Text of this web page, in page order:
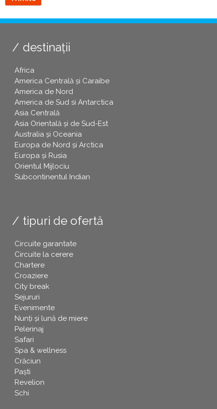
destinații
Africa
America Centrală și Caraibe
America de Nord
America de Sud si Antarctica
Asia Centrală
Asia Orientală și de Sud-Est
Australia și Oceania
Europa de Nord și Arctica
Europa și Rusia
Orientul Mijlociu
Subcontinentul Indian
tipuri de ofertă
Circuite garantate
Circuite la cerere
Chartere
Croaziere
City break
Sejururi
Evenimente
Nunți și lună de miere
Pelerinaj
Safari
Spa & wellness
Crăciun
Paşti
Revelion
Schi